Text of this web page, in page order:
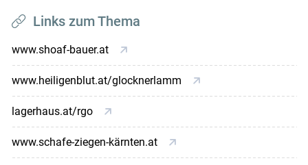
Links zum Thema
www.shoaf-bauer.at
www.heiligenblut.at/glocknerlamm
lagerhaus.at/rgo
www.schafe-ziegen-kärnten.at